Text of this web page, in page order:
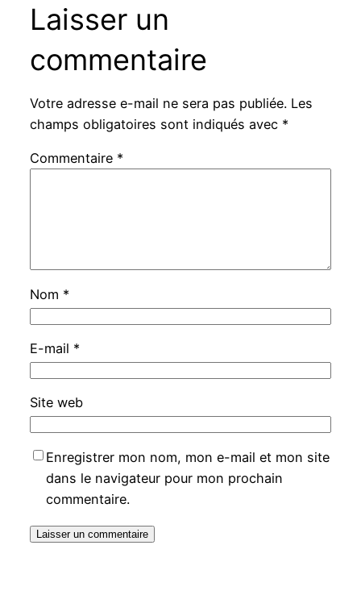
Laisser un
commentaire
Votre adresse e-mail ne sera pas publiée. Les
champs obligatoires sont indiqués avec *
Commentaire *
Nom *
E-mail *
Site web
Enregistrer mon nom, mon e-mail et mon site
dans le navigateur pour mon prochain
commentaire.